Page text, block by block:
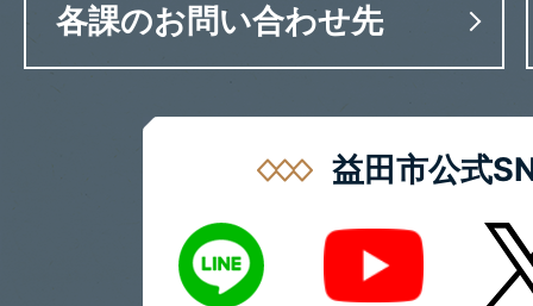
各課のお問い合わせ先
益田市公式
LINE
Youtube X